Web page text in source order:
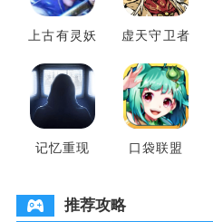
上古有灵妖 虚天守卫者
记忆重现 口袋联盟
推荐攻略